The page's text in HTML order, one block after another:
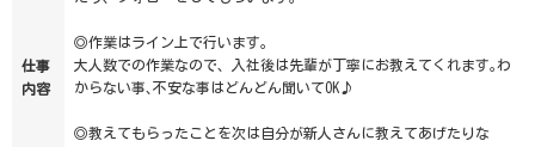
仕事
内容
◎作業はライン上で行います。
大人数での作業なので、入社後は先輩が丁寧にお教えてくれます｡わ
からない事､不安な事はどんどん聞いてOK♪
◎教えてもらったことを次は自分が新人さんに教えてあげたりな